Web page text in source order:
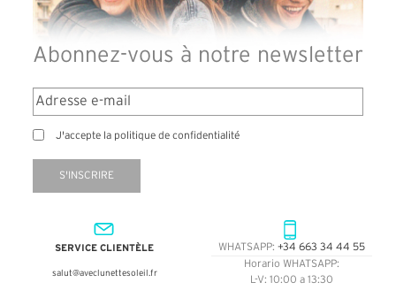
Abonnez-vous à notre newsletter
J'accepte la politique de confidentialité
S'INSCRIRE
SERVICE CLIENTÈLE
salut@aveclunettesoleil.fr
WHATSAPP: +34 663 34 44 55
Horario WHATSAPP:
L-V: 10:00 a 13:30